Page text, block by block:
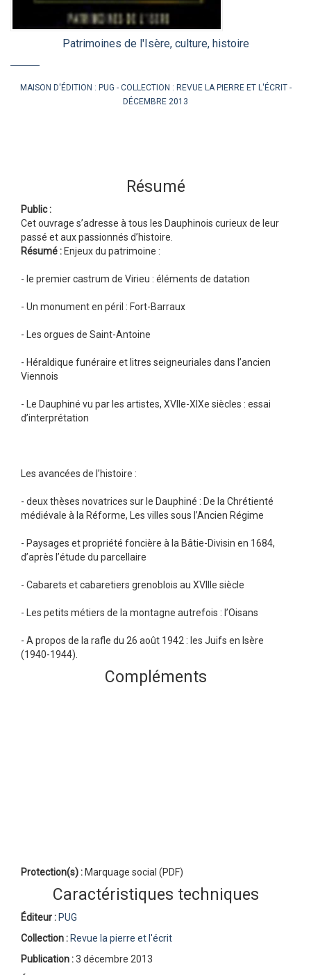
Patrimoines de l'Isère, culture, histoire
MAISON D'ÉDITION : PUG COLLECTION : REVUE LA PIERRE ET L'ÉCRIT
DÉCEMBRE 2013
Résumé
Public :
Cet ouvrage s’adresse à tous les Dauphinois curieux de leur
passé et aux passionnés d’histoire.
Résumé : Enjeux du patrimoine :
- le premier castrum de Virieu : éléments de datation
- Un monument en péril : Fort-Barraux
- Les orgues de Saint-Antoine
- Héraldique funéraire et litres seigneuriales dans l’ancien
Viennois
- Le Dauphiné vu par les artistes, XVIIe-XIXe siècles : essai
d’interprétation
Les avancées de l’histoire :
- deux thèses novatrices sur le Dauphiné : De la Chrétienté
médiévale à la Réforme, Les villes sous l’Ancien Régime
- Paysages et propriété foncière à la Bâtie-Divisin en 1684,
d’après l’étude du parcellaire
- Cabarets et cabaretiers grenoblois au XVIIIe siècle
- Les petits métiers de la montagne autrefois : l’Oisans
- A propos de la rafle du 26 août 1942 : les Juifs en Isère
(1940-1944).
Compléments
Protection(s) : Marquage social (PDF)
Caractéristiques techniques
Éditeur : PUG
Collection : Revue la pierre et l'écrit
Publication :3 décembre 2013